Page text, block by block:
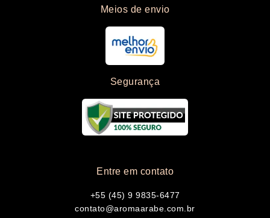
Meios de envio
Segurança
Entre em contato
+55 (45) 9 9835-6477
contato@aromaarabe.com.br